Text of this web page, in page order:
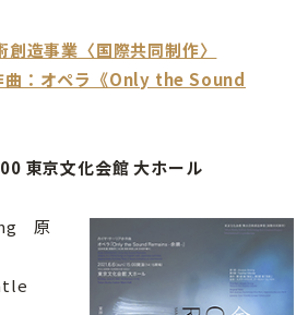
造事業〈国際共同制作〉
曲：オペラ《Only the Sound
東京文化会館 大ホール
原